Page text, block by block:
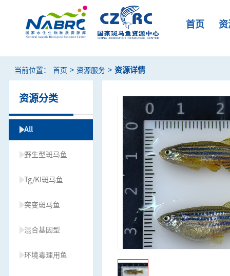
首页
当前位置： 首页 > 资源服务 > 资源详情
资源分类
All
野生型斑马鱼
Tg/KI斑马鱼
突变斑马鱼
混合基因型
环境毒理用鱼